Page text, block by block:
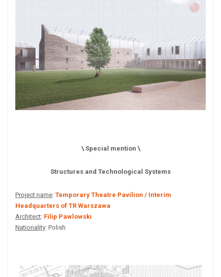
\ Special mention \
Structures and Technological Systems
Project name: Temporary Theatre Pavilion / Interim
Headquarters of TR Warszawa
Architect: Filip Pawlowski
Nationality: Polish